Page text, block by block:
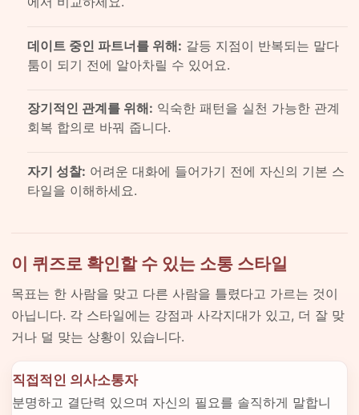
데이트 중인 파트너를 위해: 갈등 지점이 반복되는 말다
툼이 되기 전에 알아차릴 수 있어요.
장기적인 관계를 위해: 익숙한 패턴을 실천 가능한 관계
회복 합의로 바꿔 줍니다.
자기 성찰: 어려운 대화에 들어가기 전에 자신의 기본 스
타일을 이해하세요.
이 퀴즈로 확인할 수 있는 소통 스타일
목표는 한 사람을 맞고 다른 사람을 틀렸다고 가르는 것이
아닙니다. 각 스타일에는 강점과 사각지대가 있고, 더 잘 맞
거나 덜 맞는 상황이 있습니다.
직접적인 의사소통자
분명하고 결단력 있으며 자신의 필요를 솔직하게 말합니